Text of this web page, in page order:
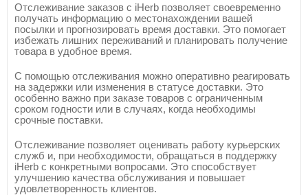
Отслеживание заказов с iHerb позволяет своевременно
получать информацию о местонахождении вашей
посылки и прогнозировать время доставки. Это помогает
избежать лишних переживаний и планировать получение
товара в удобное время.
С помощью отслеживания можно оперативно реагировать
на задержки или изменения в статусе доставки. Это
особенно важно при заказе товаров с ограниченным
сроком годности или в случаях, когда необходимы
срочные поставки.
Отслеживание позволяет оценивать работу курьерских
служб и, при необходимости, обращаться в поддержку
iHerb с конкретными вопросами. Это способствует
улучшению качества обслуживания и повышает
удовлетворенность клиентов.